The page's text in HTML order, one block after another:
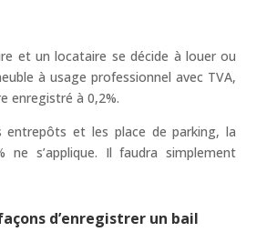
et un locataire se décide à louer ou
à usage professionnel avec TVA,
enregistré à 0,2%.
entrepôts et les place de parking, la
ne s’applique. Il faudra simplement
d’enregistrer un bail